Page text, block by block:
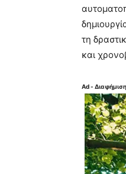
τη
και
Ad - Διαφήμιση